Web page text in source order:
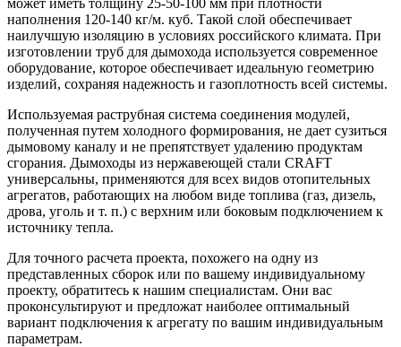
наполнения 120-140 кг/м. куб. Такой слой обеспечивает
наилучшую изоляцию в условиях российского климата. При
изготовлении труб для дымохода используется современное
оборудование, которое обеспечивает идеальную геометрию
изделий, сохраняя надежность и газоплотность всей системы.
Используемая раструбная система соединения модулей,
полученная путем холодного формирования, не дает сузиться
дымовому каналу и не препятствует удалению продуктам
сгорания. Дымоходы из нержавеющей стали CRAFT
универсальны, применяются для всех видов отопительных
агрегатов, работающих на любом виде топлива (газ, дизель,
дрова, уголь и т. п.) с верхним или боковым подключением к
источнику тепла.
Для точного расчета проекта, похожего на одну из
представленных сборок или по вашему индивидуальному
проекту, обратитесь к нашим специалистам. Они вас
проконсультируют и предложат наиболее оптимальный
вариант подключения к агрегату по вашим индивидуальным
параметрам.